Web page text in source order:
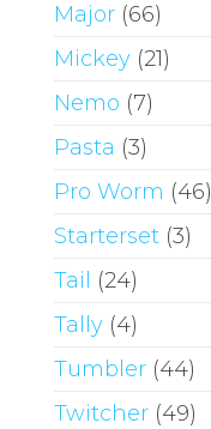
Major (66)
Mickey (21)
Nemo (7)
Pasta (3)
Pro Worm (46)
Starterset (3)
Tail
(24)
Tally (4)
Tumbler (44)
Twitcher (49)